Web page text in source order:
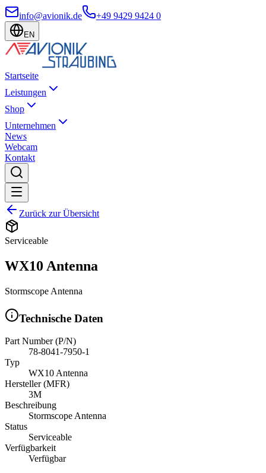
info@avionik.de +49 9429 9424 0
EN
Startseite
Leistungen
Shop
Unternehmen
News
Webcam
Kontakt
Zurück zur Übersicht
Serviceable
WX10 Antenna
Stormscope Antenna
Technische Daten
Part Number (P/N)
78-8041-7950-1
Typ
WX10 Antenna
Hersteller (MFR)
3M
Beschreibung
Stormscope Antenna
Status
Serviceable
Verfügbarkeit
Verfügbar